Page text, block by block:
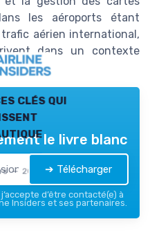
les aéroports étant
aérien international,
dans un contexte
clés qui
— 2026
le livre blanc
➔ Télécharger
d’être contacté(e) à
Insiders et ses partenaires.